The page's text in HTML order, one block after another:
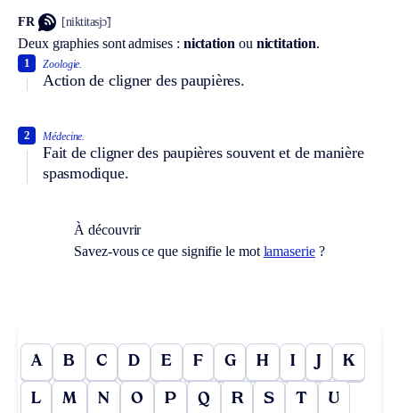
FR [niktitasjɔ̃]
Deux graphies sont admises : nictation ou nictitation.
Zoologie.
Action de cligner des paupières.
1
Médecine.
Fait de cligner des paupières souvent et de manière
spasmodique.
2
À découvrir
Savez-vous ce que signifie le mot lamaserie?
A B C D E F G H I J K
L M N O P Q R S T U